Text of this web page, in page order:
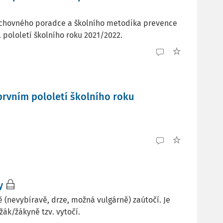
poradce a školního metodika prevence
školního roku 2021/2022.
pololetí školního roku
drze, možná vulgárně) zaútočí. Je
žákyně tzv. vytočí.